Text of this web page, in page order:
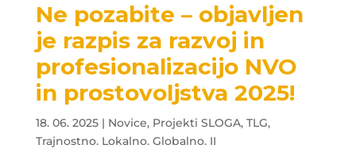
Ne pozabite – objavljen
je razpis za razvoj in
profesionalizacijo NVO
in prostovoljstva 2025!
18. 06. 2025| Novice, Projekti SLOGA, TLG,
Trajnostno. Lokalno. Globalno. II